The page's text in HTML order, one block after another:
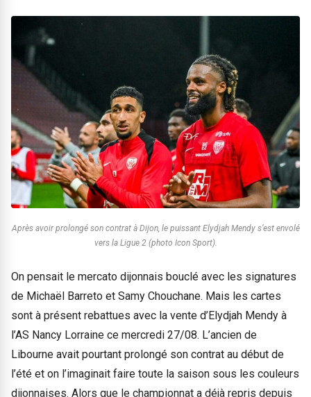
Après avoir prolongé son contrat à Dijon, le puissant Elydjah Mendy s’est envolé
vers la Ligue 2 (photo Icon Sport).
On pensait le mercato dijonnais bouclé avec les signatures
de Michaël Barreto et Samy Chouchane. Mais les cartes
sont à présent rebattues avec la vente d’Elydjah Mendy à
l’AS Nancy Lorraine ce mercredi 27/08. L’ancien de
Libourne avait pourtant prolongé son contrat au début de
l’été et on l’imaginait faire toute la saison sous les couleurs
dijonnaises. Alors que le championnat a déjà repris depuis